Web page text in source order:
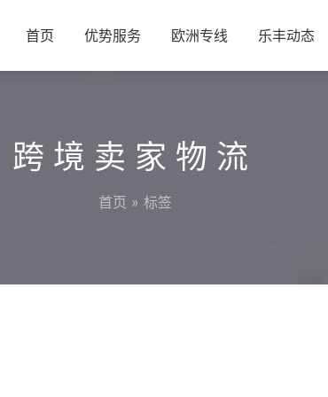
首页 优势服务 欧洲专线 乐丰动态
跨境卖家物流
首页 » 标签